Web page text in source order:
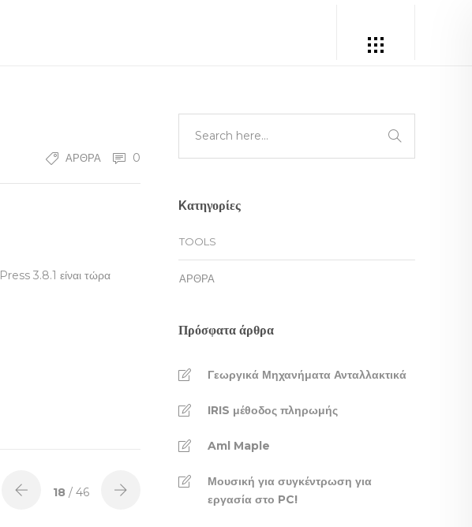
ΆΡΘΡΑ 0
3.8.1 είναι τώρα
18 / 46
Kατηγορίες
TOOLS
ΆΡΘΡΑ
Πρόσφατα άρθρα
Γεωργικά Μηχανήματα Ανταλλακτικά
IRIS μέθοδος πληρωμής
Aml Maple
Μουσική για συγκέντρωση για
εργασία στο PC!